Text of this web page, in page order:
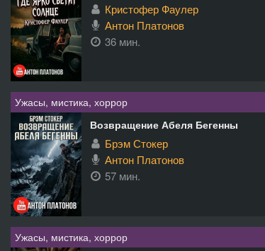
Кристофер Фаулер
Антон Платонов
36 мин.
Ужасы, мистика, хоррор
Возвращение Абеля Бегенны
Брэм Стокер
Антон Платонов
57 мин.
Ужасы, мистика, хоррор